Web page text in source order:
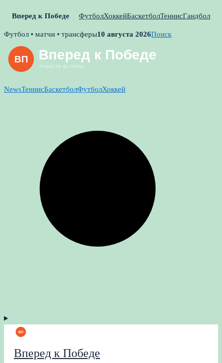
Вперед к Победе ФутболХоккейБаскетболТеннисГандбол
Skip
content
Футбол • матчи • трансферы10 августа 2026Поиск
NewsТеннисБаскетболФутболХоккей
Вперед к Победе